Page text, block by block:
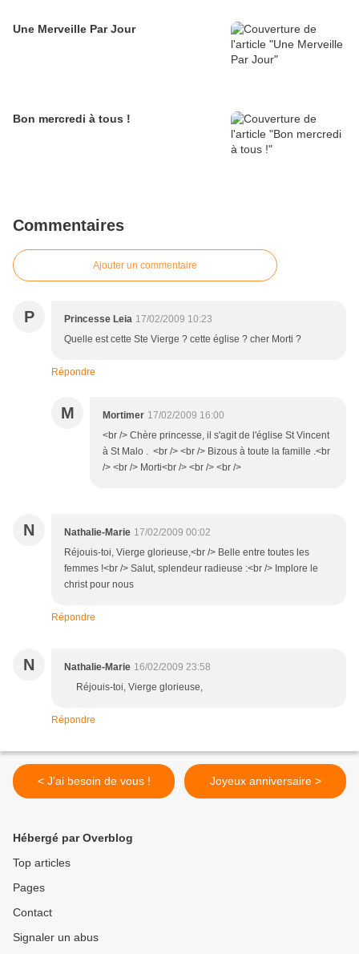
Une Merveille Par Jour
Bon mercredi à tous !
Commentaires
Ajouter un commentaire
P Princesse Leia 17/02/2009 10:23
Quelle est cette Ste Vierge ? cette église ? cher Morti ?
Répondre
M Mortimer 17/02/2009 16:00
<br /> Chère princesse, il s'agit de l'église St Vincent
à St Malo . <br /> <br /> Bizous à toute la famille .<br
/> <br /> Morti<br /> <br /> <br />
N Nathalie-Marie 17/02/2009 00:02
Réjouis-toi, Vierge glorieuse,<br /> Belle entre toutes les
femmes !<br /> Salut, splendeur radieuse :<br /> Implore le
christ pour nous
Répondre
N Nathalie-Marie 16/02/2009 23:58
Réjouis-toi, Vierge glorieuse,
Répondre
< J'ai besoin de vous ! Joyeux anniversaire >
Hébergé par Overblog
Top articles
Pages
Contact
Signaler un abus